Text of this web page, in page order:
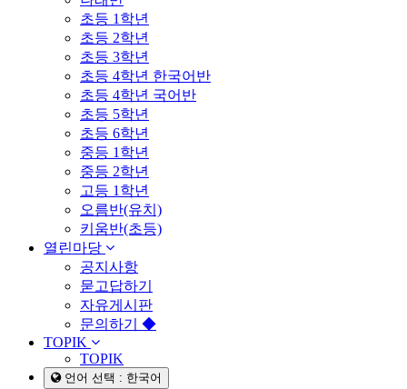
초등 1학년
초등 2학년
초등 3학년
초등 4학년 한국어반
초등 4학년 국어반
초등 5학년
초등 6학년
중등 1학년
중등 2학년
고등 1학년
오름반(유치)
키움반(초등)
열린마당
공지사항
묻고답하기
자유게시판
문의하기 ◆
TOPIK
TOPIK
언어 선택 : 한국어